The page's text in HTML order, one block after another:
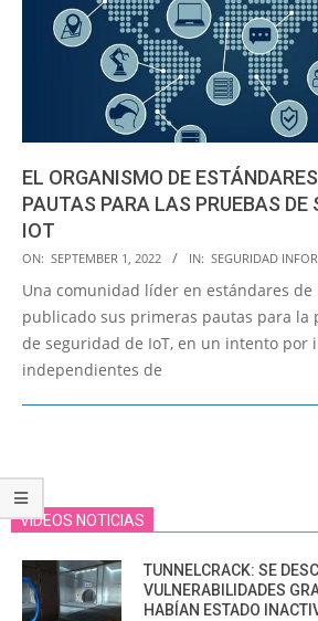
EL ORGANISMO DE
PAUTAS PARA LAS PRUEBAS DE
IOT
2022-
09-
ON: SEPTEMBER 1, 2022 IN: SEGURIDAD
Una comunidad líder en estándares
publicado sus primeras pautas para la
de seguridad de IoT, en un intento por
independientes de
VIDEOS NOTICIAS
TUNNELCRACK: SE
VULNERABILIDADES
HABÍAN ESTADO